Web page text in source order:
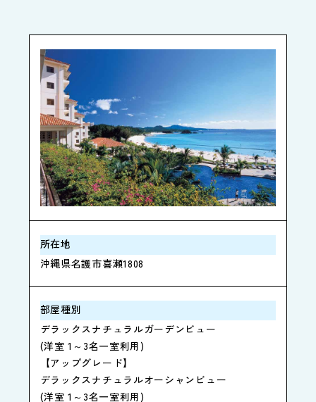
所在地
沖縄県名護市喜瀬1808
部屋種別
デラックスナチュラルガーデンビュー
(洋室 1～3名一室利用)
【アップグレード】
デラックスナチュラルオーシャンビュー
(洋室 1～3名一室利用)